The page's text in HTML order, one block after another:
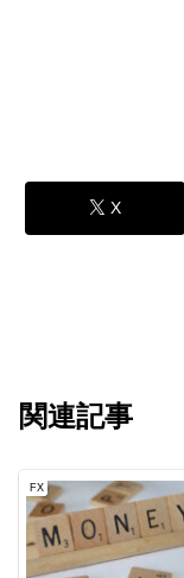
X
関連記事
FX